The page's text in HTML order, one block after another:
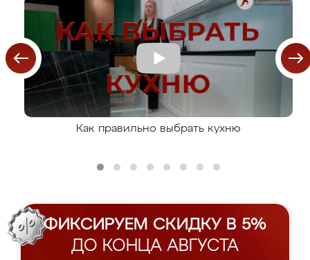
Как правильно выбрать кухню
ФИКСИРУЕМ СКИДКУ В 5%
ДО КОНЦА АВГУСТА